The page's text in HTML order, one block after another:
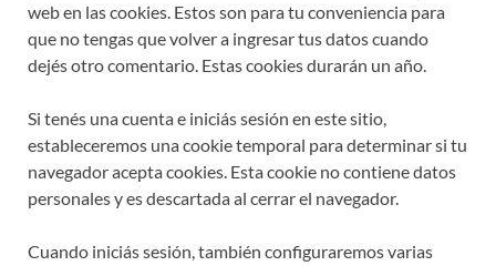
web en las cookies. Estos son para tu conveniencia para
que no tengas que volver a ingresar tus datos cuando
dejés otro comentario. Estas cookies durarán un año.
Si tenés una cuenta e iniciás sesión en este sitio,
estableceremos una cookie temporal para determinar si tu
navegador acepta cookies. Esta cookie no contiene datos
personales y es descartada al cerrar el navegador.
Cuando iniciás sesión, también configuraremos varias